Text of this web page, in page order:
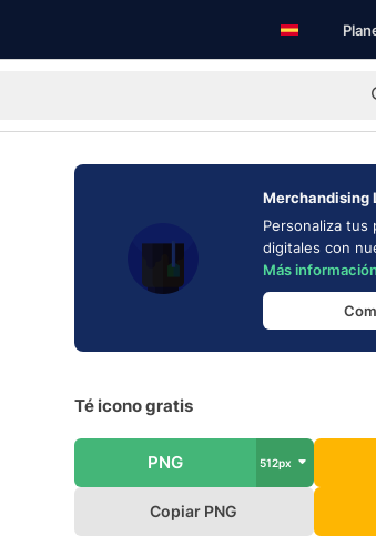
Merchandising
Personaliza
digitales con
Más información
Té icono gratis
PNG 512px
Copiar PNG